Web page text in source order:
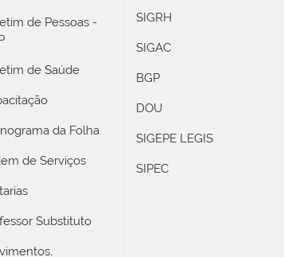
de Pessoas -
de Saúde
da Folha
de Serviços
Substituto
SIGRH
SIGAC
BGP
DOU
SIGEPE LEGIS
SIPEC